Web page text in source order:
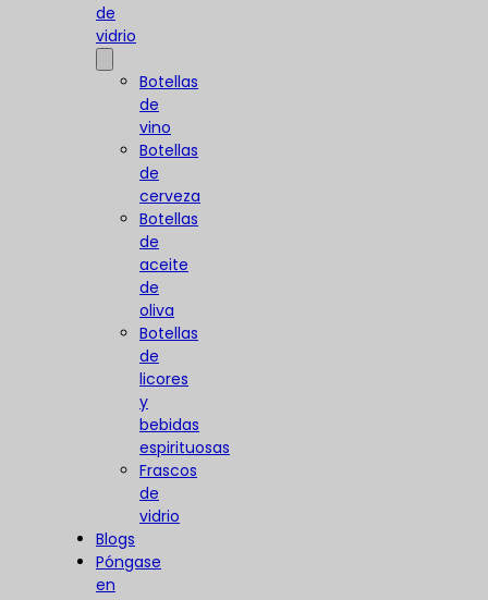
de
vidrio
Botellas
de
vino
Botellas
de
cerveza
Botellas
de
aceite
de
oliva
Botellas
de
licores
y
bebidas
espirituosas
Frascos
de
vidrio
Blogs
Póngase
en